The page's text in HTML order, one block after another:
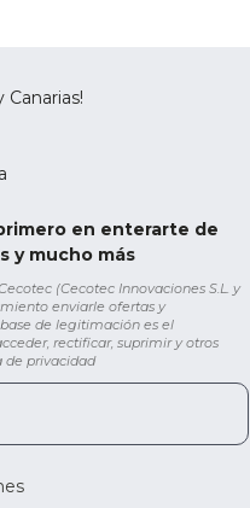
Canarias!
en enterarte de
y mucho más
(Cecotec Innovaciones S.L. y
enviarle ofertas y
de legitimación es el
rectificar, suprimir y otros
de privacidad